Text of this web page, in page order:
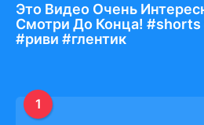
Это Видео Очень
Смотри До Конца!
#риви #глентик
1